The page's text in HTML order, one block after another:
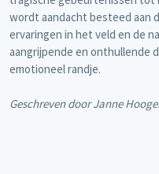
wordt aandacht besteed aan
ervaringen in het veld en de
aangrijpende en onthullende
emotioneel randje.
Geschreven door Janne